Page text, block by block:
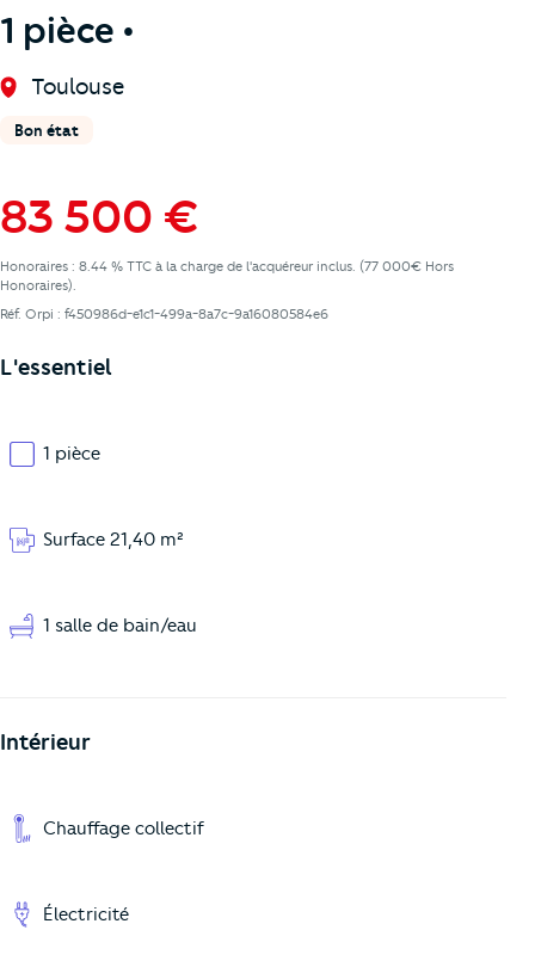
1 pièce •
Toulouse
Bon état
83 500 €
Honoraires : 8.44 % TTC à la charge de l'acquéreur inclus. (77 000€ Hors
Honoraires).
Réf. Orpi : f450986d-e1c1-499a-8a7c-9a16080584e6
L'essentiel
1 pièce
Surface 21,40 m²
1 salle de bain/eau
Intérieur
Chauffage collectif
Électricité